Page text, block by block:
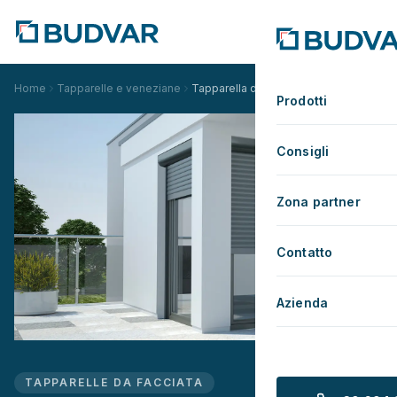
Prodotti
Consigli
Zona partner
Contatto
Azienda
Home Tapparelle e veneziane Tapparella da facciata quarto di cerchio
TAPPARELLE DA FACCIATA